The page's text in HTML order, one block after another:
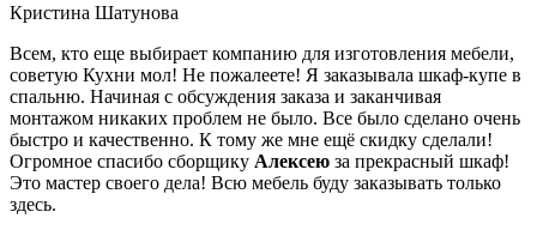
Кристина Шатунова
Всем, кто еще выбирает компанию для изготовления мебели,
советую Кухни мол! Не пожалеете! Я заказывала шкаф-купе в
спальню. Начиная с обсуждения заказа и заканчивая
монтажом никаких проблем не было. Все было сделано очень
быстро и качественно. К тому же мне ещё скидку сделали!
Огромное спасибо сборщику Алексею за прекрасный шкаф!
Это мастер своего дела! Всю мебель буду заказывать только
здесь.